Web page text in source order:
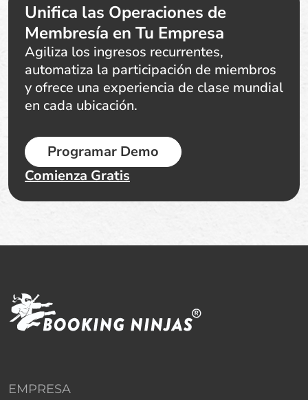
Unifica las Operaciones de
Membresía en Tu Empresa
Agiliza los ingresos recurrentes,
automatiza la participación de miembros
y ofrece una experiencia de clase mundial
en cada ubicación.
Programar Demo
Comienza Gratis
EMPRESA